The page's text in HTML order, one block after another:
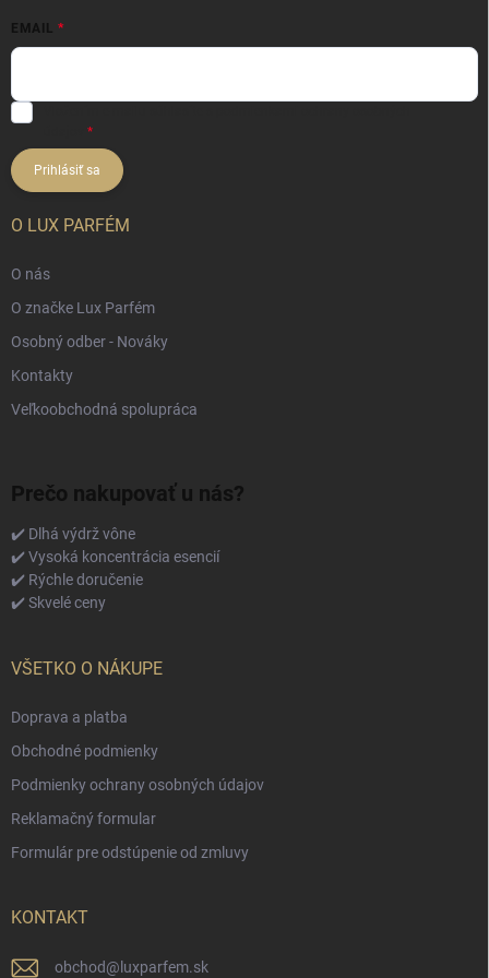
EMAIL
Prihlásiť sa
O LUX PARFÉM
O nás
O značke Lux Parfém
Osobný odber - Nováky
Kontakty
Veľkoobchodná spolupráca
Prečo nakupovať u nás?
✔️ Dlhá výdrž vône
✔️ Vysoká koncentrácia esencií
✔️ Rýchle doručenie
✔️ Skvelé ceny
VŠETKO O NÁKUPE
Doprava a platba
Obchodné podmienky
Podmienky ochrany osobných údajov
Reklamačný formular
Formulár pre odstúpenie od zmluvy
KONTAKT
obchod@ luxparfem.sk